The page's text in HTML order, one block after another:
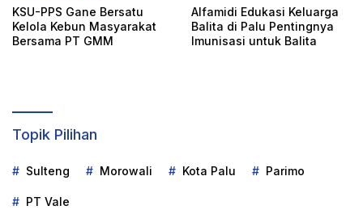
KSU-PPS Gane Bersatu
Kelola Kebun Masyarakat
Bersama PT GMM
Alfamidi Edukasi Keluarga
Balita di Palu Pentingnya
Imunisasi untuk Balita
Topik Pilihan
Sulteng Morowali Kota Palu Parimo
PT Vale